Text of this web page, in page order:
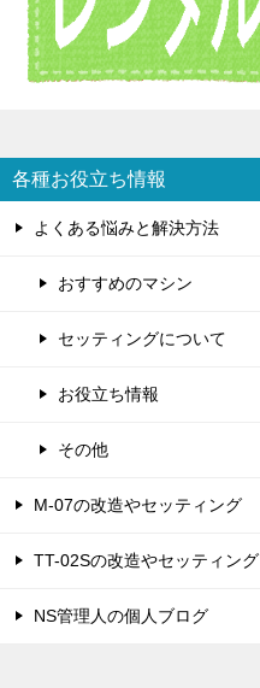
各種お役立ち情報
よくある悩みと解決方法
おすすめのマシン
セッティングについて
お役立ち情報
その他
M-07の改造やセッティング
TT-02Sの改造やセッティング
NS管理人の個人ブログ